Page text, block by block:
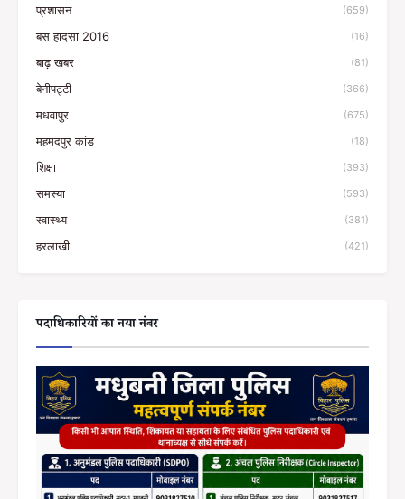
प्रशासन (659)
बस हादसा 2016 (16)
बाढ़ खबर (81)
बेनीपट्टी (366)
मधवापुर (675)
महमदपुर कांड (18)
शिक्षा (393)
समस्या (593)
स्वास्थ्य (381)
हरलाखी (421)
पदाधिकारियों का नया नंबर